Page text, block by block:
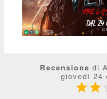
Recensione di
giovedì 24
